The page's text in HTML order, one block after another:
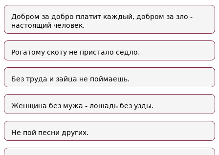
Добром за добро платит каждый, добром за зло -
настоящий человек.
Рогатому скоту не пристало седло.
Без труда и зайца не поймаешь.
Женщина без мужа - лошадь без узды.
Не пой песни других.